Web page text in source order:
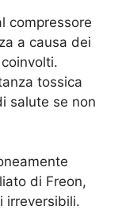
compressore
a causa dei
tossica
salute se non
di Freon,
irreversibili.